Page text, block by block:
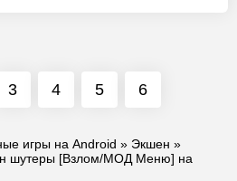
3 4 5 6
игры на Android » Экшен »
шутеры [Взлом/МОД Меню] на